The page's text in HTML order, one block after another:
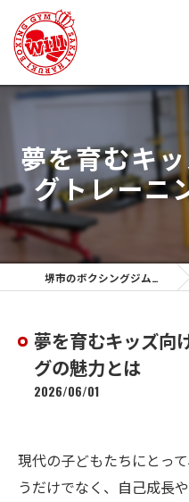
夢を育むキ
グトレーニ
堺市のボクシングジムなら堺春木ボクシングジム
夢を育むキッズ向
グの魅力とは
2026/06/01
現代の子どもたちにとっ
うだけでなく、自己成長